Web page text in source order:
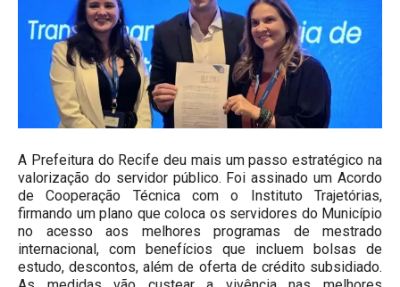
A Prefeitura do Recife deu mais um passo estratégico na
valorização do servidor público. Foi assinado um Acordo
de Cooperação Técnica com o Instituto Trajetórias,
firmando um plano que coloca os servidores do Município
no acesso aos melhores programas de mestrado
internacional, com benefícios que incluem bolsas de
estudo, descontos, além de oferta de crédito subsidiado.